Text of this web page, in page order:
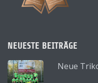
NEUESTE BEITRÄGE
Neue